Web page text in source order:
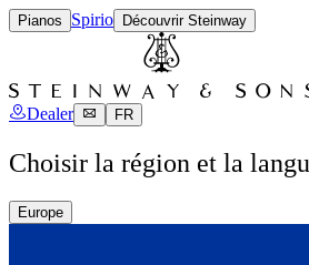
Pianos Spirio Découvrir Steinway
Dealer FR
Choisir la région et la
Europe